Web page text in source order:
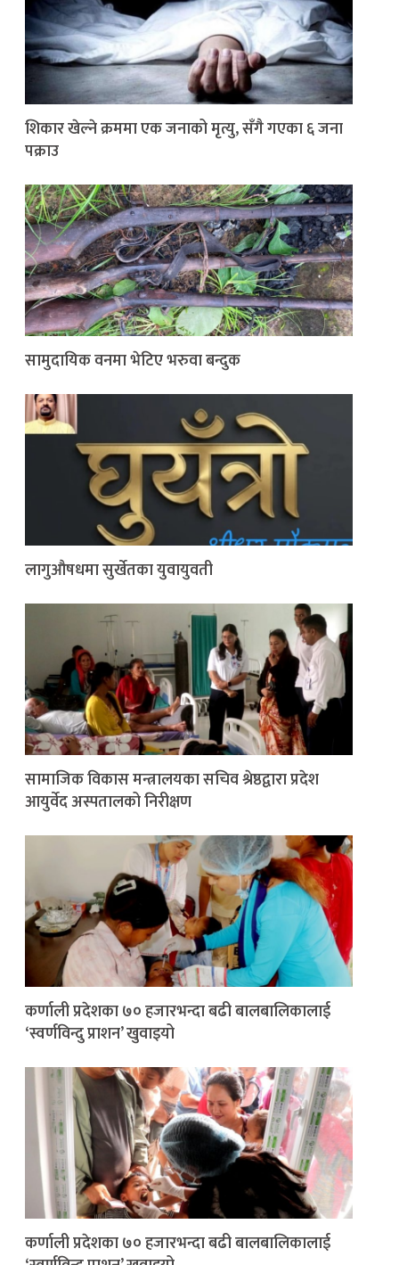
शिकार खेल्ने क्रममा एक जनाको मृत्यु, सँगै गएका ६ जना
पक्राउ
सामुदायिक वनमा भेटिए भरुवा बन्दुक
लागुऔषधमा सुर्खेतका युवायुवती
सामाजिक विकास मन्त्रालयका सचिव श्रेष्ठद्वारा प्रदेश
आयुर्वेद अस्पतालको निरीक्षण
कर्णाली प्रदेशका ७० हजारभन्दा बढी बालबालिकालाई
‘स्वर्णविन्दु प्राशन’ खुवाइयो
कर्णाली प्रदेशका ७० हजारभन्दा बढी बालबालिकालाई